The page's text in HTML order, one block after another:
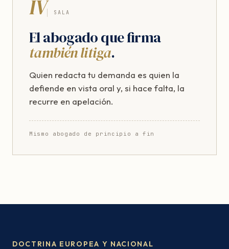
IV SALA
El abogado que firma
también litiga.
Quien redacta tu demanda es quien la
defiende en vista oral y, si hace falta, la
recurre en apelación.
Mismo abogado de principio a fin
DOCTRINA EUROPEA Y NACIONAL